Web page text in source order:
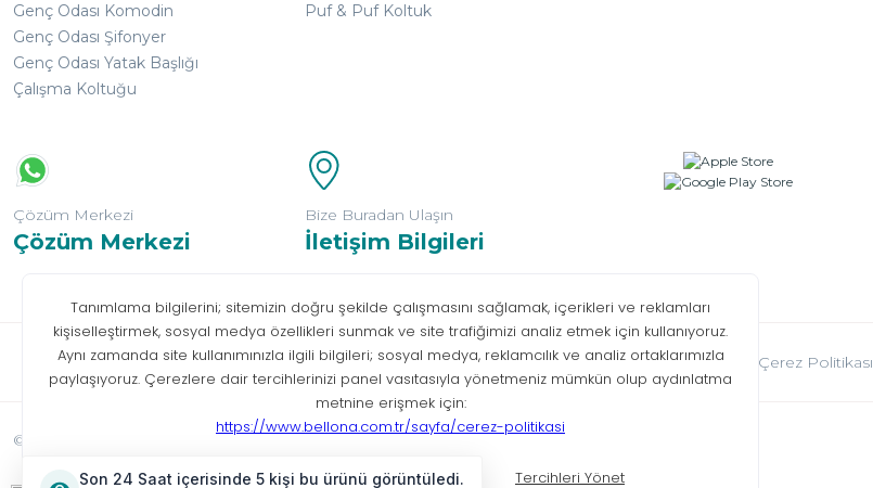
Genç Odası Komodin
Genç Odası Şifonyer
Genç Odası Yatak Başlığı
Çalışma Koltuğu
Puf & Puf Koltuk
Çözüm Merkezi
Çözüm Merkezi
Bize Buradan Ulaşın
İletişim Bilgileri
Bilgi Toplumu Hizmetleri KVKK Çerez Politikası
© Tüm hakları saklıdır. Bellona 2026